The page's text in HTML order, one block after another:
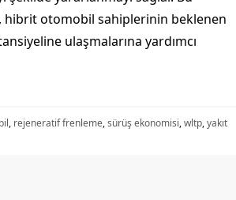
hibrit otomobil sahiplerinin beklenen
ulaşmalarına yardımcı
, rejeneratif frenleme,sürüş ekonomisi,wltp,yakıt